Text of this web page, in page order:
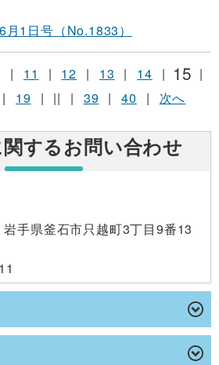
1日号（No.1833）
| 11 | 12 | 13 | 14 | 15 |
| 19 | || | 39 | 40 | 次へ
するお問い合わせ
岩手県釜石市只越町3丁目9番13